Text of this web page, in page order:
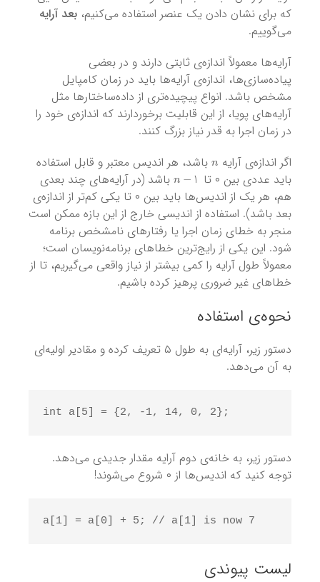
که برای نشان دادن یک عنصر استفاده می‌کنیم، بعد آرایه
می‌گوییم.
آرایه‌ها معمولاً اندازه‌ی ثابتی دارند و در بعضی
پیاده‌سازی‌ها، اندازه‌ی آرایه‌ها باید در زمان کامپایل
مشخص باشد. انواع پیچیده‌تری از داده‌ساختارها مثل
آرایه‌های پویا، از این قابلیت برخوردارند که اندازه‌ی خود را
در زمان اجرا به قدر نیاز بزرگ کنند.
اگر اندازه‌ی آرایه
باشد، هر اندیس معتبر و قابل استفاده
باید عددی بین ۰ تا
n −1
باشد (در آرایه‌های چند بعدی
هم، هر یک از اندیس‌ها باید بین ۰ تا یکی کم‌تر از اندازه‌ی
بعد باشد). استفاده از اندیسی خارج از این بازه ممکن است
منجر به خطای زمان اجرا یا رفتارهای نامشخص برنامه
شود. این یکی از رایج‌ترین خطاهای برنامه‌نویسان است؛
معمولاً طول آرایه را کمی بیشتر از نیاز واقعی می‌گیریم، تا از
خطاهای غیر ضروری پرهیز کرده باشیم.
نحوه‌ی استفاده
دستور زیر، آرایه‌ای به طول ۵ تعریف کرده و مقادیر اولیه‌ای
به آن می‌دهد.
int a[5] = {2, -1, 14, 0, 2};
دستور زیر، به خانه‌ی دوم آرایه مقدار جدیدی می‌دهد.
توجه کنید که اندیس‌ها از ۰ شروع می‌شوند!
a[1] = a[0] + 5; // a[1] is now 7
لیست پیوندی